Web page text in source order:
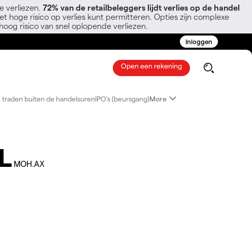
verliezen. 72% van de retailbeleggers lijdt verlies op de handel
hoge risico op verlies kunt permitteren. Opties zijn complexe
risico van snel oplopende verliezen.
Inloggen
Open een rekening
traden buiten de handelsurenIPO's (beursgang)More
MOH.AX